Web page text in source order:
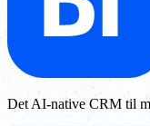
Det AI-native CRM til